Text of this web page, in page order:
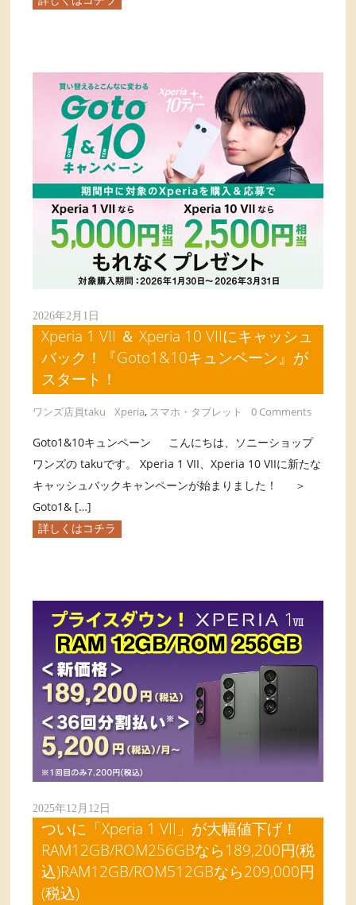
2026年2月1日
Xperia 1 VII ＆ Xperia 10 VIIにキャッシュ
バック！『Goto1&10キュンペーン』が
スタート！
ワンズ店員taku Xperia, スマホ・タブレット 0 Comments
Goto1&10キュンペーン こんにちは、ソニーショップ
ワンズの takuです。 Xperia 1 VII、Xperia 10 VIIに新たな
キャッシュバックキャンペーンが始まりました！ ＞
Goto1& […]
詳しくはコチラ
2025年12月12日
ついに「Xperia 1 VII」が大幅値下げ！
RAM12GB/ROM256GBなら189,200円(税
込)RAM12GB/ROM512GBなら209,000円
(税込)